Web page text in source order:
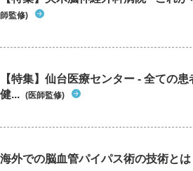
師監修)
【特集】仙台医療センター - 全ての
健... (医師監修)
海外での脳血管パイパス術の技術とは